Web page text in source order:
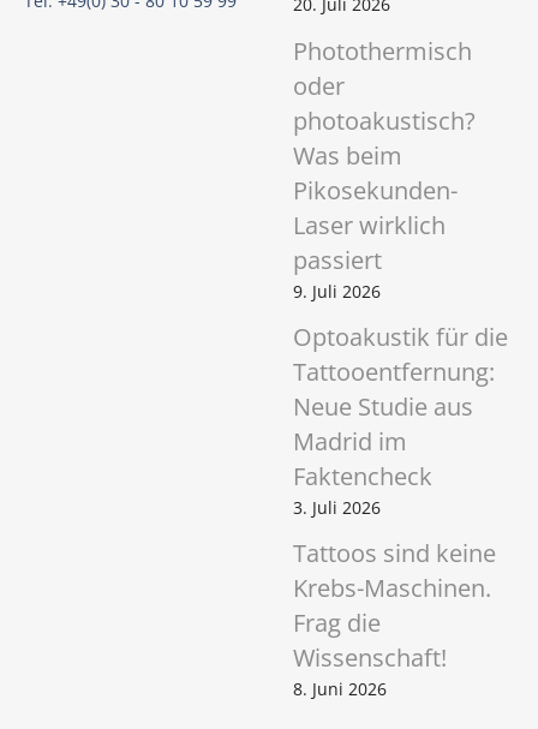
20. Juli 2026
Photothermisch
oder
photoakustisch?
Was beim
Pikosekunden-
Laser wirklich
passiert
9. Juli 2026
Optoakustik für die
Tattooentfernung:
Neue Studie aus
Madrid im
Faktencheck
3. Juli 2026
Tattoos sind keine
Krebs-Maschinen.
Frag die
Wissenschaft!
8. Juni 2026